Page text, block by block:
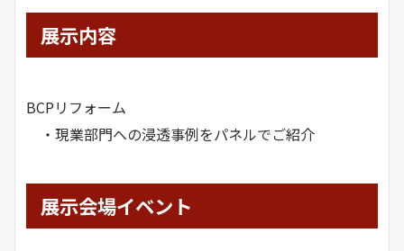
展示内容
BCPリフォーム
・現業部門への浸透事例をパネルでご紹介
展示会場イベント